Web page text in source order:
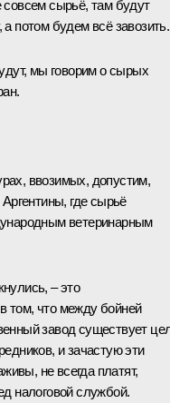
сырьё, там будут
потом будем всё завозить.
мы говорим о сырых
ввозимых, допустим,
где сырьё
ветеринарным
– это
том, что между бойней
завод существует
и зачастую эти
не всегда платят,
налоговой службой.